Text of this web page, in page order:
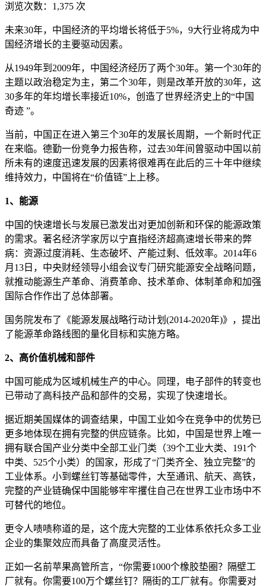
浏览次数：1,375 次
未来30年，中国经济的平均增长将低于5%，9大行业将成为中
国经济增长的主要驱动因素。
从1949年到2009年，中国经济经历了两个30年。第一个30年的
主题以政治稳定为主，第二个30年，则是改革开放的30年，这
30多年的年均增长率接近10%，创造了世界经济史上的“中国
奇迹 ”。
当前，中国正在进入第三个30年的发展长周期，一个新时代正
在来临。德勤一份竞争力报告称，过去30年间曾驱动中国以前
所未有的速度迅速发展的因素将很难再在此后的三十年中继续
维持效力，中国将在“价值链”上上移。
1、能源
中国的快速增长与发展已激发出对更加创新和环保的能源政策
的需求。著名经济学家厉以宁直指经济超高速增长带来的弊
病：资源过度消耗、生态破坏、产能过剩、低效率。2014年6
月13日，中央财经领导小组会议专门研究能源安全战略问题，
就推动能源生产革命、消费革命、技术革命、体制革命和加强
国际合作作出了总体部署。
国务院发布了《能源发展战略行动计划(2014-2020年)》，提出
了能源革命路线图的量化目标和实施方略。
2、高价值机械和部件
中国可能成为区域机械生产的中心。同理，电子部件的转变也
已带动了高科技产品和部件的交易，实现了快速增长。
据近期美国媒体的调查结果，中国工业如今在竞争中的优势已
更多地体现在拥有完整的供应链条。比如，中国是世界上唯一
拥有联合国产业分类中全部工业门类（39个工业大类、191个
中类、525个小类）的国家，形成了“门类齐全、独立完整”的
工业体系。小到螺丝钉等基础零件，大至通讯、航天、高铁，
完整的产业链确保中国能够牢牢攫住自己在世界工业市场中不
可替代的地位。
更令人啧啧称道的是，这个庞大完整的工业体系依托众多工业
企业的集聚效应而具备了高度灵活性。
正如一名前苹果高管所言，“你需要1000个橡胶垫圈？隔壁工
厂就有。你需要100万个螺丝钉？隔街的工厂就有。你需要对